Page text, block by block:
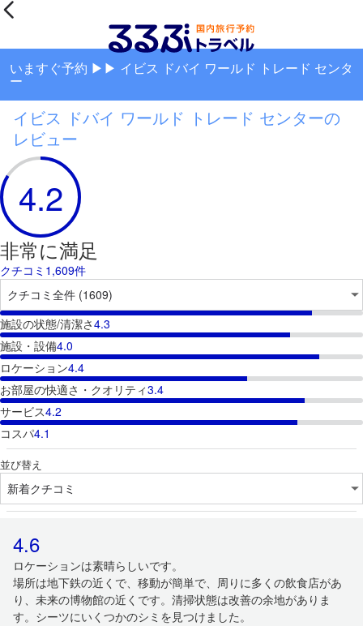
いますぐ予約 ▶▶ イビス ドバイ ワールド トレード センタ
ー
イビス ドバイ ワールド トレード センターの
レビュー
4.2
非常に満足
クチコミ1,609件
施設の状態/清潔さ4.3
施設・設備4.0
ロケーション4.4
お部屋の快適さ・クオリティ3.4
サービス4.2
コスパ4.1
並び替え
4.6
ロケーションは素晴らしいです。
場所は地下鉄の近くで、移動が簡単で、周りに多くの飲食店があ
り、未来の博物館の近くです。清掃状態は改善の余地がありま
す。シーツにいくつかのシミを見つけました。